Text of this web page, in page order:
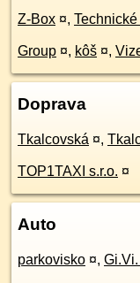
Z-Box ¤,
Group ¤, kôš ¤,
Doprava
Tkalcovská ¤,
TOP1TAXI s.r.o. ¤
Auto
parkovisko ¤,